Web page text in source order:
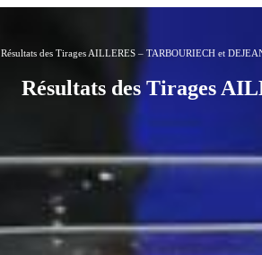
Résultats des Tirages AILLERES – TARBOURIECH et
Résultats des Tirages